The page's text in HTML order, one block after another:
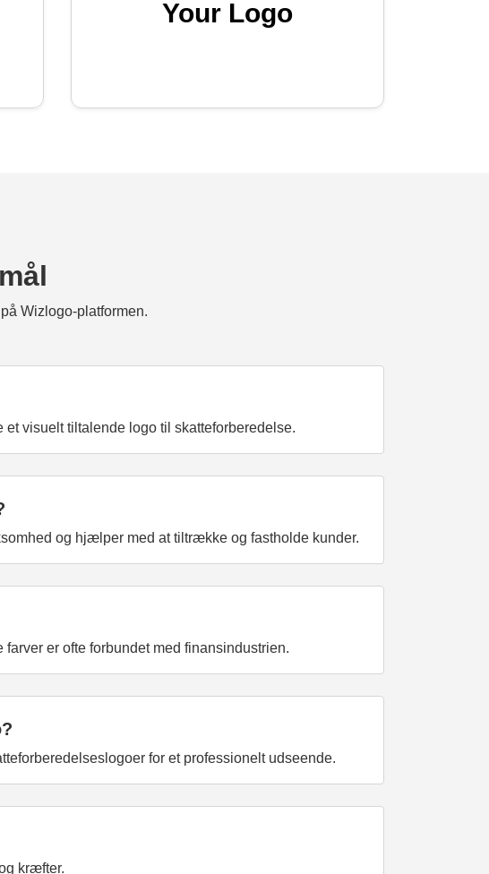
Your Logo
Wizlogo-platformen.
visuelt tiltalende logo til skatteforberedelse.
og hjælper med at tiltrække og fastholde kunder.
er ofte forbundet med finansindustrien.
for et professionelt udseende.
kræfter.